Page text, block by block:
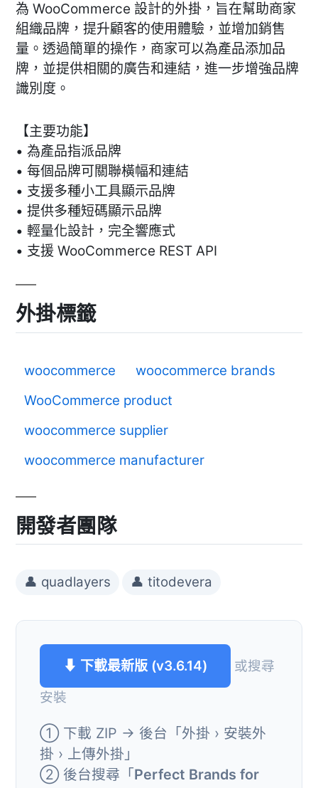
為 WooCommerce 設計的外掛，旨在幫助商家
組織品牌，提升顧客的使用體驗，並增加銷售
量。透過簡單的操作，商家可以為產品添加品
牌，並提供相關的廣告和連結，進一步增強品牌
識別度。
【主要功能】
• 為產品指派品牌
• 每個品牌可關聯橫幅和連結
• 支援多種小工具顯示品牌
• 提供多種短碼顯示品牌
• 輕量化設計，完全響應式
• 支援 WooCommerce REST API
外掛標籤
woocommerce
woocommerce brands
WooCommerce product
woocommerce supplier
woocommerce manufacturer
開發者團隊
👤 quadlayers 👤 titodevera
⬇ 下載最新版 (v3.6.14)
或搜尋
安裝
① 下載 ZIP → 後台「外掛 › 安裝外
掛 › 上傳外掛」
② 後台搜尋「Perfect Brands for